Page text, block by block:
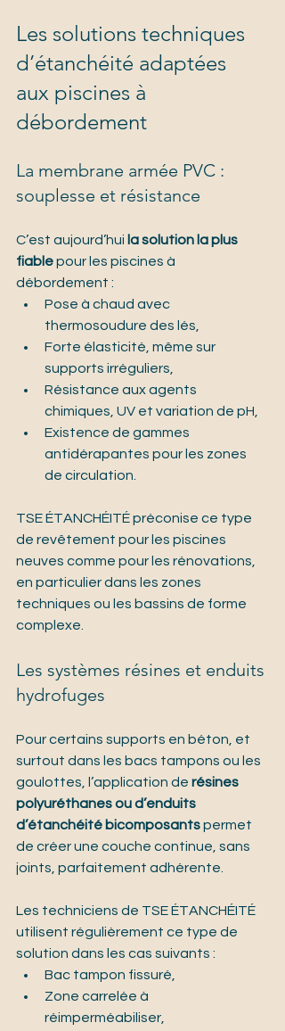
Les solutions techniques
d’étanchéité adaptées
aux piscines à
débordement
La membrane armée PVC :
souplesse et résistance
C’est aujourd’hui la solution la plus
fiable pour les piscines à
débordement :
Pose à chaud avec
thermosoudure des lés,
Forte élasticité, même sur
supports irréguliers,
Résistance aux agents
chimiques, UV et variation de pH,
Existence de gammes
antidérapantes pour les zones
de circulation.
TSE ÉTANCHÉITÉ préconise ce type
de revêtement pour les piscines
neuves comme pour les rénovations,
en particulier dans les zones
techniques ou les bassins de forme
complexe.
Les systèmes résines et enduits
hydrofuges
Pour certains supports en béton, et
surtout dans les bacs tampons ou les
goulottes, l’application de résines
polyuréthanes ou d’enduits
d’étanchéité bicomposants permet
de créer une couche continue, sans
joints, parfaitement adhérente.
Les techniciens de TSE ÉTANCHÉITÉ
utilisent régulièrement ce type de
solution dans les cas suivants :
Bac tampon fissuré,
Zone carrelée à
réimperméabiliser,